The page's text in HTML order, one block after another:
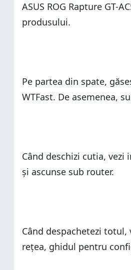
ASUS ROG Rapture GT-
produsului.
Pe partea din spate,
WTFast. De asemenea,
Când deschizi cutia,
și ascunse sub router.
Când despachetezi totul,
rețea, ghidul pentru